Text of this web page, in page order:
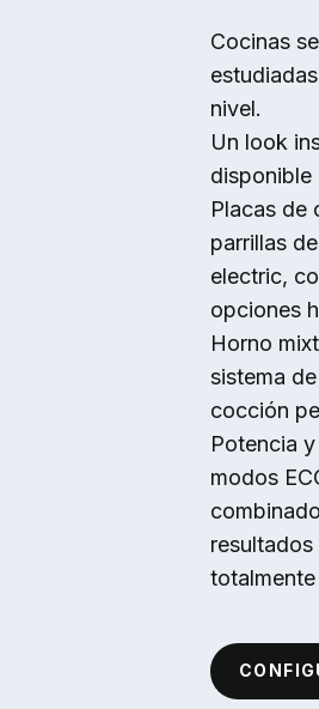
Cocinas
nivel.
Un look
disponible
Placas de
parrillas
electric,
opciones
Horno
sistema
cocción
Potencia
modos